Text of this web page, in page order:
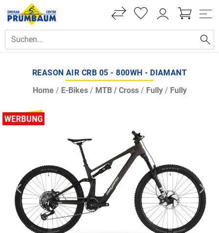
REASON AIR CRB 05 - 800WH - DIAMANT
Home/ E-Bikes/ MTB / Cross/ Fully/ Fully